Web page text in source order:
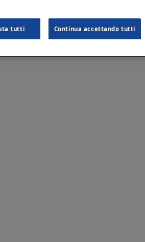
tutti Continua accettando tutti